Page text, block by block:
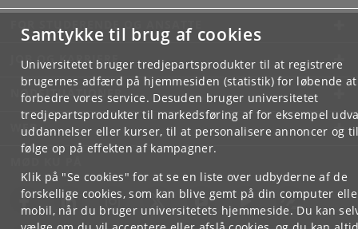
Samtykke til brug af cookies
Universitetet bruger tredjepartsprodukter til at registrere
brugernes adfærd på hjemmesiden (statistik) for løbende at
forbedre vores service. Desuden bruger universitetet
tredjepartsprodukter til markedsføring af for eksempel
uddannelser eller kurser, til at personalisere annoncer og
følge op på effekten af kampagner.
Klik på "Se cookies" for at se en liste over udbyderne af de
forskellige cookies, som kan blive gemt på din computer
mobil, når du bruger universitetets hjemmeside. Du kan
FOR STUDERENDE OG ANSATTE
JOB OG KARRIERE
NØDSITUATIONER
WEB